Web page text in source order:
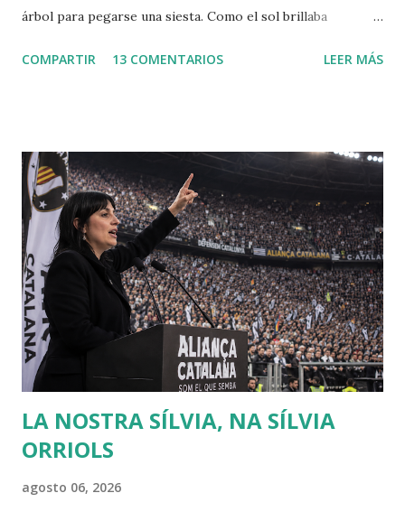
árbol para pegarse una siesta. Como el sol brillaba
cabeza. Cuando despertó, leió el periódico que le había
pregunta: "¿Cuál es el origen de la desigualdad entre los
hombres, y si es respaldada por la ley natural?". Jean
Jacques escribió entonces el Discurso sobre el origen y los
fundamentos de la desigualdad entre los hombres , que le
convirtió enseguida en una celebrity en toda Europa. Para
Rousseau, la sociedad civil es una trampa perpetuada por
los poderosos sobre los débiles, de modo que puedan
conservar su poder y riqueza. Muchas veces creo que se
debería releer a Rousseau, sobr...
COMPARTIR 13 COMENTARIOS LEER MÁS
LA NOSTRA SÍLVIA, NA SÍLVIA
ORRIOLS
agosto 06, 2026